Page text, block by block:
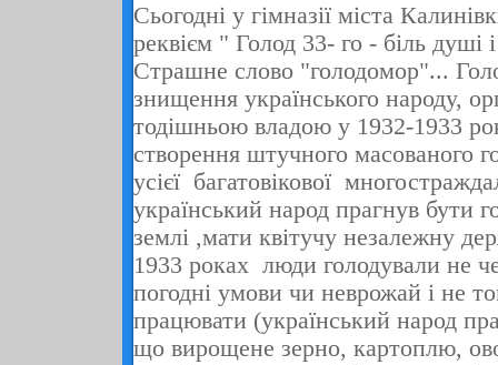
Сьогодні у гімназії міста
реквієм " Голод 33- го - біль душі
Страшне слово "голодомор"...
знищення українського народу,
тодішньою владою у 1932-1933
створення штучного масованого
усієї багатовікової
український народ прагнув бути
землі ,мати квітучу незалежну
1933 роках люди голодували не
погодні умови чи неврожай і не
працювати (український народ
що вирощене зерно, картоплю,